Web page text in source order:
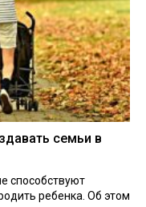
семьи в
способствуют
ребенка. Об этом